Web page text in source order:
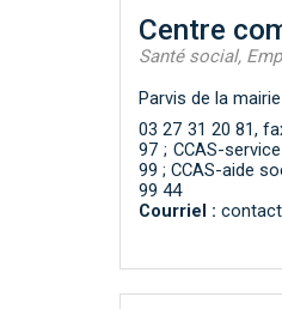
Centre
Santé social,
Parvis de la
03 27 31 20 81,
97 ; CCAS-
99 ; CCAS-aide
99 44
Courriel :